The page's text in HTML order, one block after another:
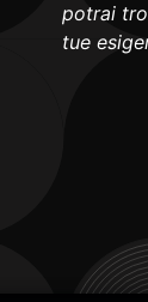
potrai
tue